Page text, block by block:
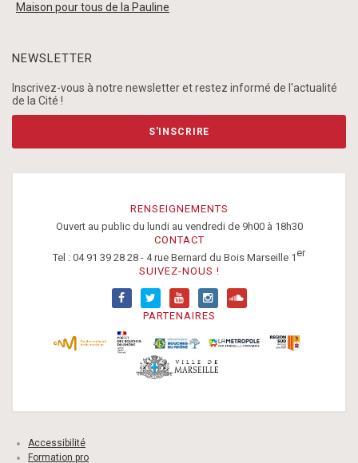
Maison pour tous de la Pauline
NEWSLETTER
Inscrivez-vous à notre newsletter et restez informé de l'actualité
de la Cité !
S'INSCRIRE
RENSEIGNEMENTS
Ouvert au public du lundi au vendredi de 9h00 à 18h30
CONTACT
Tel : 04 91 39 28 28 - 4 rue Bernard du Bois Marseille 1er
SUIVEZ-NOUS !
PARTENAIRES
Accessibilité
Formation pro